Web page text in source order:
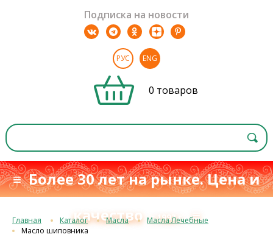
Подписка на новости
РУС ENG
0 товаров
≡ Более 30 лет на рынке. Цена и
качествос 1993 г.≡
Главная Каталог Масла
Масла Лечебные
Масло шиповника